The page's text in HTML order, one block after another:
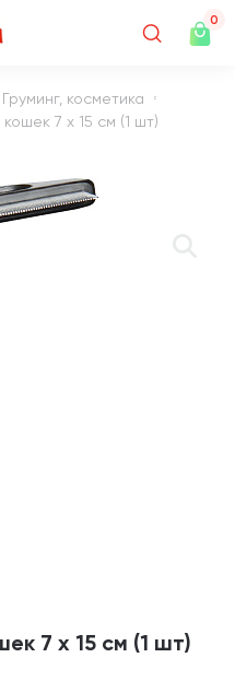
0
Груминг, косметика
7 х 15 см (1 шт)
7 х 15 см (1 шт)